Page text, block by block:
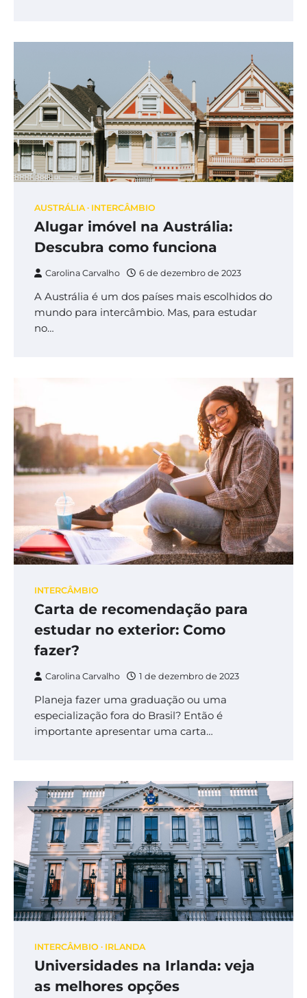
AUSTRÁLIA INTERCÂMBIO
Alugar imóvel na Austrália:
Descubra como funciona
Carolina Carvalho 6 de dezembro de 2023
A Austrália é um dos países mais escolhidos do
mundo para intercâmbio. Mas, para estudar
no…
INTERCÂMBIO
Carta de recomendação para
estudar no exterior: Como
fazer?
Carolina Carvalho 1 de dezembro de 2023
Planeja fazer uma graduação ou uma
especialização fora do Brasil? Então é
importante apresentar uma carta…
INTERCÂMBIO IRLANDA
Universidades na Irlanda: veja
as melhores opções